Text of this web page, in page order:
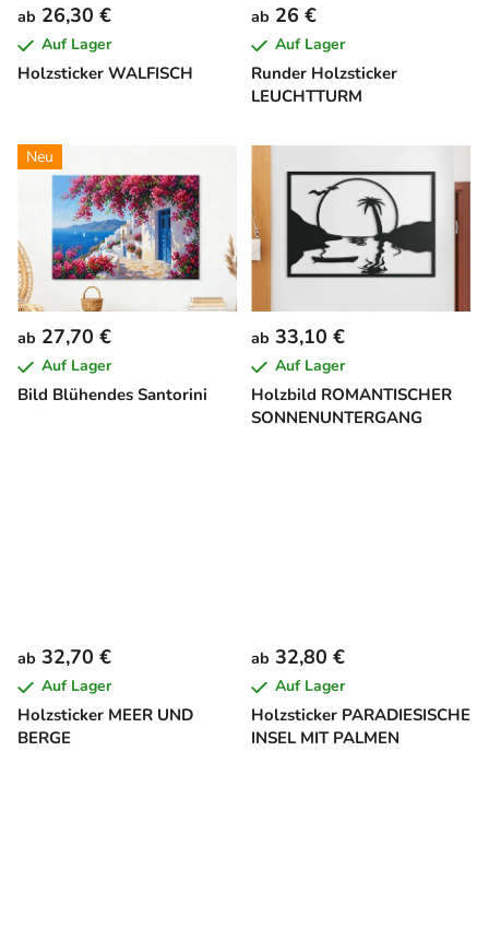
Holzsticker WALFISCH
ab 26,30 €
Auf Lager
Runder Holzsticker
LEUCHTTURM
ab 26 €
Auf Lager
Neu
Bild Blühendes Santorini
ab 27,70 €
Auf Lager
Holzbild ROMANTISCHER
SONNENUNTERGANG
ab 33,10 €
Auf Lager
Holzsticker MEER UND
BERGE
ab 32,70 €
Auf Lager
Holzsticker PARADIESISCHE
INSEL MIT PALMEN
ab 32,80 €
Auf Lager